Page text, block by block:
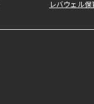
レバウェル